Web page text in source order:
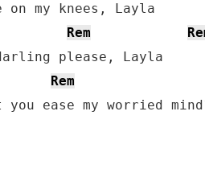
on my knees, Layla
Rem
Rem
ease my worried